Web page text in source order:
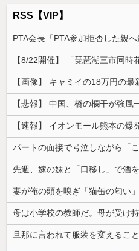
RSS【VIP】
【速報】 イオンモール熊本の爆